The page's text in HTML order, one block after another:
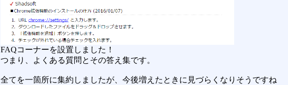
FAQコーナーを設置しました！
つまり、よくある質問とその答え集です。
全てを一箇所に集約しましたが、今後増えたときに見づらくなりそうですね